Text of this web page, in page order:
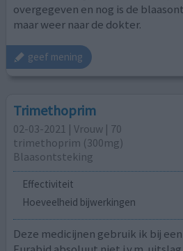
overgegeven en nog is de
maar weer naar de dokter.
geef mening
Trimethoprim
02-03-2021 | Vrouw | 70
trimethoprim (300mg)
Blaasontsteking
Effectiviteit
Hoeveelheid bijwerkingen
Deze medicijnen gebruik ik bij